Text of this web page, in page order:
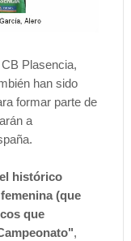
Plasencia,
han sido
formar parte de
a
histórico
(que
que
,